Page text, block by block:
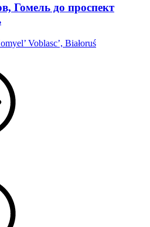
Гомель до проспект
Voblasc’, Białoruś